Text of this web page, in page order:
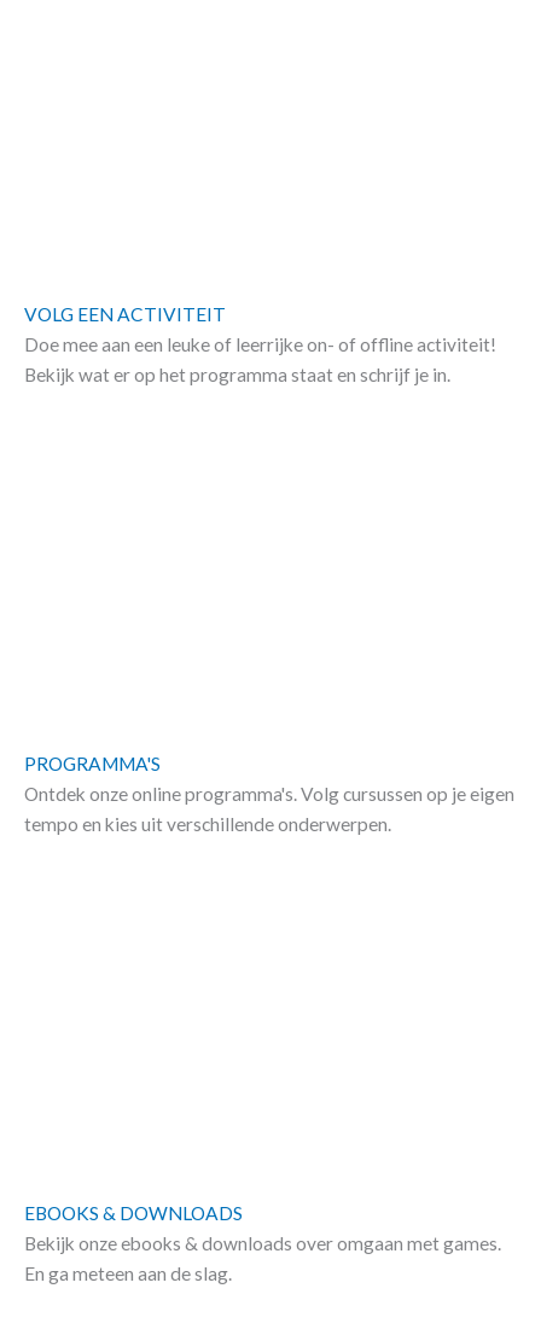
VOLG EEN ACTIVITEIT
Doe mee aan een leuke of leerrijke on- of offline activiteit!
Bekijk wat er op het programma staat en schrijf je in.
PROGRAMMA'S
Ontdek onze online programma's. Volg cursussen op je eigen
tempo en kies uit verschillende onderwerpen.
EBOOKS & DOWNLOADS
Bekijk onze ebooks & downloads over omgaan met games.
En ga meteen aan de slag.